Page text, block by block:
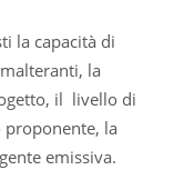
la capacità di
la
il livello di
proponente, la
emissiva.